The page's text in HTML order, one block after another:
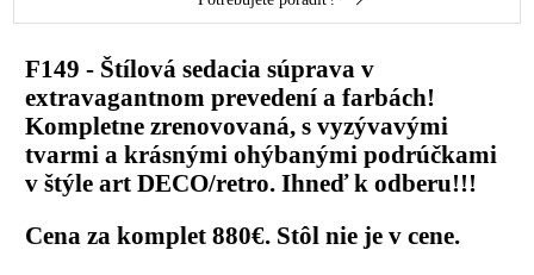
F149 - Štílová sedacia súprava v
extravagantnom prevedení a farbách!
Kompletne zrenovovaná, s vyzývavými
tvarmi a krásnými ohýbanými podrúčkami
v štýle art DECO/retro. Ihneď k odberu!!!
Cena za komplet 880€. Stôl nie je v cene.